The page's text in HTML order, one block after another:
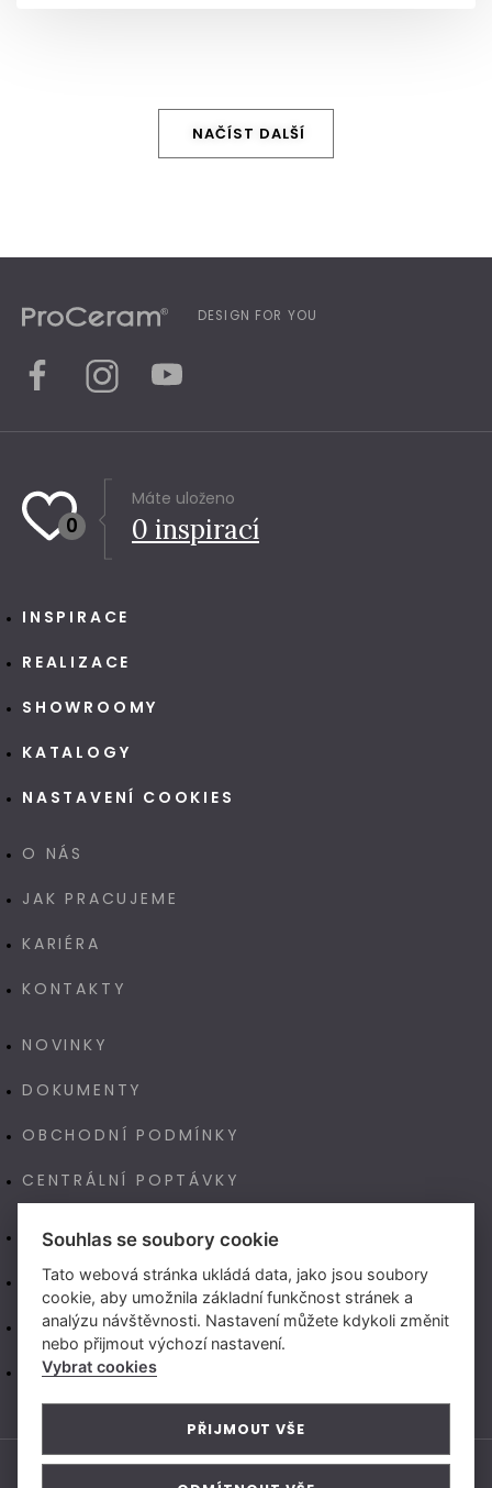
NAČÍST DALŠÍ
DESIGN FOR YOU
0
Máte uloženo
0 inspirací
INSPIRACE
REALIZACE
SHOWROOMY
KATALOGY
NASTAVENÍ COOKIES
O NÁS
JAK PRACUJEME
KARIÉRA
KONTAKTY
NOVINKY
DOKUMENTY
OBCHODNÍ PODMÍNKY
CENTRÁLNÍ POPTÁVKY
E-SHOP
NAŠE VÝROBA TECHNOART
NEW LIVING CENTER (CZ)
NEW LIVING CENTER (SK)
Souhlas se soubory cookie
Tato webová stránka ukládá data, jako jsou soubory
cookie, aby umožnila základní funkčnost stránek a
analýzu návštěvnosti. Nastavení můžete kdykoli změnit
nebo přijmout výchozí nastavení.
Vybrat cookies
PŘIJMOUT VŠE